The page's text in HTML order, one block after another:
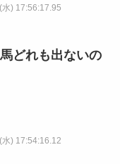
) 17:56:17.95
どれも出ないの
) 17:54:16.12